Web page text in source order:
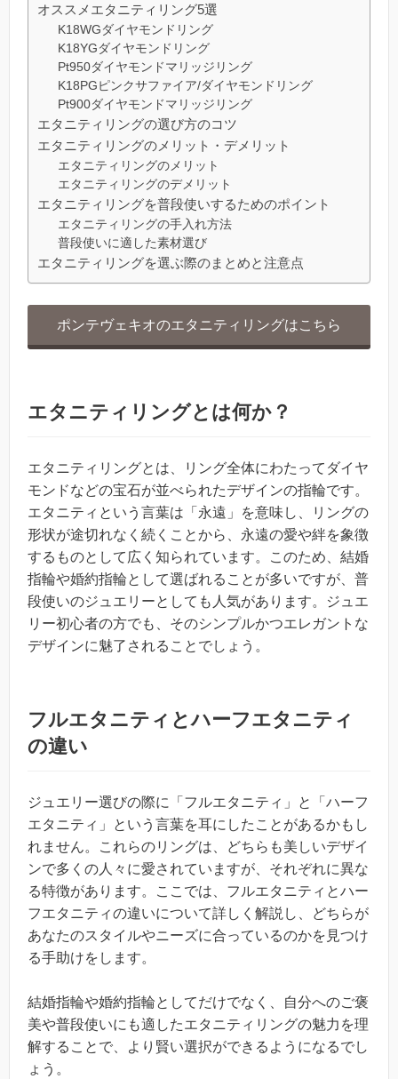
オススメエタニティリング5選
K18WGダイヤモンドリング
K18YGダイヤモンドリング
Pt950ダイヤモンドマリッジリング
K18PGピンクサファイア/ダイヤモンドリング
Pt900ダイヤモンドマリッジリング
エタニティリングの選び方のコツ
エタニティリングのメリット・デメリット
エタニティリングのメリット
エタニティリングのデメリット
エタニティリングを普段使いするためのポイント
エタニティリングの手入れ方法
普段使いに適した素材選び
エタニティリングを選ぶ際のまとめと注意点
ポンテヴェキオのエタニティリングはこちら
エタニティリングとは何か？
エタニティリングとは、リング全体にわたってダイヤ
モンドなどの宝石が並べられたデザインの指輪です。
エタニティという言葉は「永遠」を意味し、リングの
形状が途切れなく続くことから、永遠の愛や絆を象徴
するものとして広く知られています。このため、結婚
指輪や婚約指輪として選ばれることが多いですが、普
段使いのジュエリーとしても人気があります。ジュエ
リー初心者の方でも、そのシンプルかつエレガントな
デザインに魅了されることでしょう。
フルエタニティとハーフエタニティ
の違い
ジュエリー選びの際に「フルエタニティ」と「ハーフ
エタニティ」という言葉を耳にしたことがあるかもし
れません。これらのリングは、どちらも美しいデザイ
ンで多くの人々に愛されていますが、それぞれに異な
る特徴があります。ここでは、フルエタニティとハー
フエタニティの違いについて詳しく解説し、どちらが
あなたのスタイルやニーズに合っているのかを見つけ
る手助けをします。
結婚指輪や婚約指輪としてだけでなく、自分へのご褒
美や普段使いにも適したエタニティリングの魅力を理
解することで、より賢い選択ができるようになるでし
ょう。